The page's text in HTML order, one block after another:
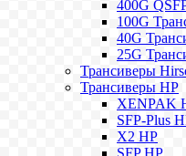
400G
100G
40G
25G
Трансиверы
Трансиверы HP
XENPAK
SFP-Plus
X2 HP
SFP HP